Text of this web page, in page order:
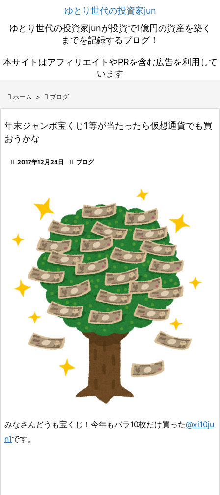
ゆとり世代の投資家jun
ゆとり世代の投資家junが投資で1億円の資産を築く
までを記録するブログ！
本サイトはアフィリエイトやPRを含む広告を利用して
います
 ホーム >  ブログ
年末ジャンボ宝くじ1等が当たったら仮想通貨でも買
おうかな
 2017年12月24日  ブログ
みなさんどうも宝くじ！今年もバラ10枚だけ買った@xi10ju
n1です。